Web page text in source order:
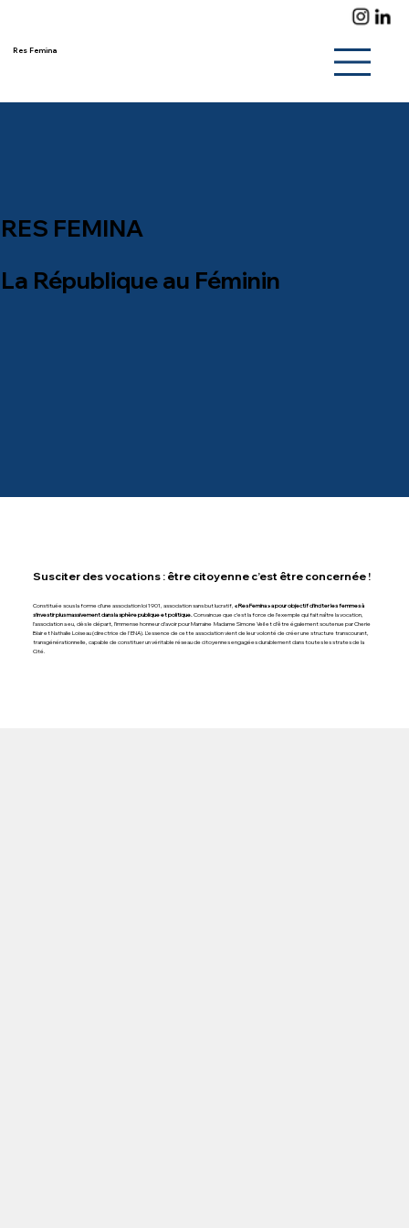
Res Femina
RES FEMINA
La République au Féminin
Susciter des vocations : être citoyenne c’est être concernée !
Constituée sous la forme d’une association loi 1901, association sans but lucratif,« Res Femina » a pour objectif d’inciter les femmes à
s’investir plus massivement dans la sphère publique et politique.Convaincue que c’est la force de l’exemple qui fait naître la vocation,
l’association a eu, dès le départ, l’immense honneur d’avoir pour Marraine Madame Simone Veil et d’être également soutenue par Cherie
Blair et Nathalie Loiseau (directrice de l'ENA). L’essence de cette association vient de leur volonté de créer une structure transcourant,
transgénérationnelle, capable de constituer un véritable réseau de citoyennes engagées durablement dans toutes les strates de la
Cité.